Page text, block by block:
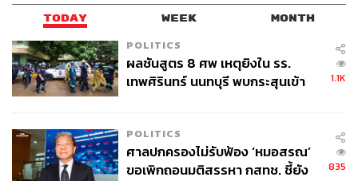
TODAY WEEK MONTH
POLITICS
ผลชันสูตร 8 ศพ เหตุยิงใน รร.
เทพศิรินทร์ นนทบุรี พบกระสุนเข้า
1.1K
POLITICS
ศาลปกครองไม่รับฟ้อง ‘หมอสรณ’
ขอเพิกถอนมติสรรหา กสทช. ชี้ยัง
835